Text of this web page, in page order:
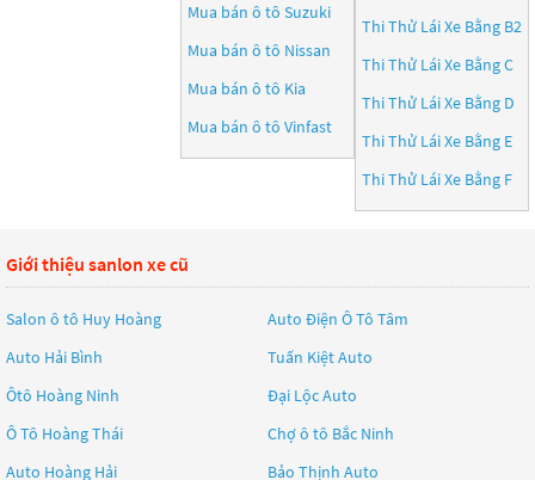
Mua bán ô tô Suzuki
Mua bán ô tô Nissan
Mua bán ô tô Kia
Mua bán ô tô Vinfast
Thi Thử Lái Xe Bằng B2
Thi Thử Lái Xe Bằng C
Thi Thử Lái Xe Bằng D
Thi Thử Lái Xe Bằng E
Thi Thử Lái Xe Bằng F
Giới thiệu sanlon xe cũ
Salon ô tô Huy Hoàng
Auto Điện Ô Tô Tâm
Auto Hải Bình
Tuấn Kiệt Auto
Ôtô Hoàng Ninh
Đại Lộc Auto
Ô Tô Hoàng Thái
Chợ ô tô Bắc Ninh
Auto Hoàng Hải
Bảo Thịnh Auto